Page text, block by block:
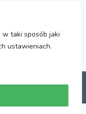
w taki sposób jaki
ustawieniach.